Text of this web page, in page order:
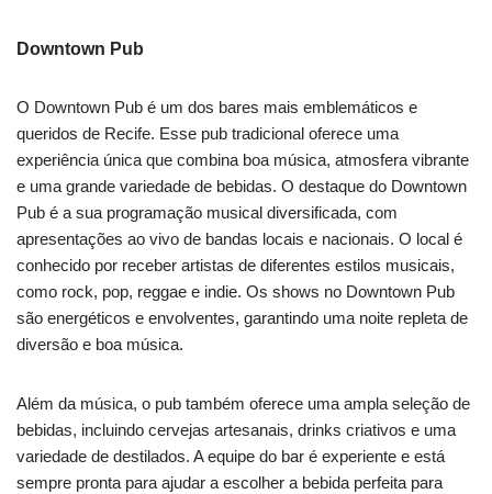
Downtown Pub
O Downtown Pub é um dos bares mais emblemáticos e
queridos de Recife. Esse pub tradicional oferece uma
experiência única que combina boa música, atmosfera vibrante
e uma grande variedade de bebidas. O destaque do Downtown
Pub é a sua programação musical diversificada, com
apresentações ao vivo de bandas locais e nacionais. O local é
conhecido por receber artistas de diferentes estilos musicais,
como rock, pop, reggae e indie. Os shows no Downtown Pub
são energéticos e envolventes, garantindo uma noite repleta de
diversão e boa música.
Além da música, o pub também oferece uma ampla seleção de
bebidas, incluindo cervejas artesanais, drinks criativos e uma
variedade de destilados. A equipe do bar é experiente e está
sempre pronta para ajudar a escolher a bebida perfeita para